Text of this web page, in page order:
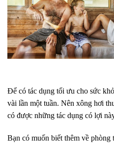
Để có tác dụng tối ưu cho sức
vài lần một tuần. Nên xông hơi
có được những tác dụng có lợi
Bạn có muốn biết thêm về